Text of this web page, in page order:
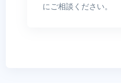
にご相談ください。